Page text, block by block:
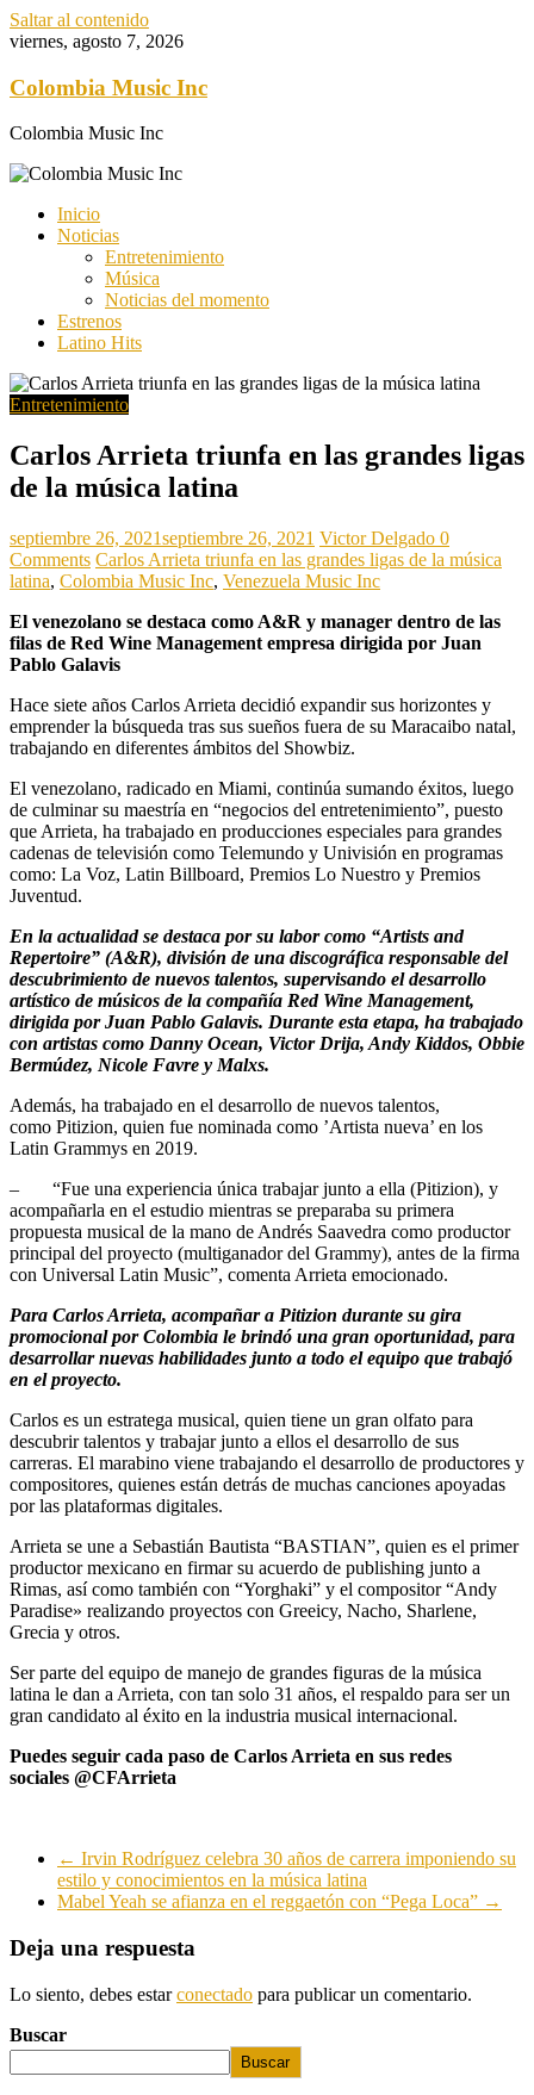
Saltar al contenido
viernes, agosto 7, 2026
Colombia Music Inc
Colombia Music Inc
Inicio
Noticias
Entretenimiento
Música
Noticias del momento
Estrenos
Latino Hits
Entretenimiento
Carlos Arrieta triunfa en las grandes ligas
de la música latina
septiembre 26, 2021septiembre 26, 2021 Victor Delgado 0
Comments Carlos Arrieta triunfa en las grandes ligas de la música
latina, Colombia Music Inc, Venezuela Music Inc
El venezolano se destaca como A&R y manager dentro de las
filas de Red Wine Management empresa dirigida por Juan
Pablo Galavis
Hace siete años Carlos Arrieta decidió expandir sus horizontes y
emprender la búsqueda tras sus sueños fuera de su Maracaibo natal,
trabajando en diferentes ámbitos del Showbiz.
El venezolano, radicado en Miami, continúa sumando éxitos, luego
de culminar su maestría en “negocios del entretenimiento”, puesto
que Arrieta, ha trabajado en producciones especiales para grandes
cadenas de televisión como Telemundo y Univisión en programas
como: La Voz, Latin Billboard, Premios Lo Nuestro y Premios
Juventud.
En la actualidad se destaca por su labor como “Artists and
Repertoire” (A&R), división de una discográfica responsable del
descubrimiento de nuevos talentos, supervisando el desarrollo
artístico de músicos de la compañía Red Wine Management,
dirigida por Juan Pablo Galavis. Durante esta etapa, ha trabajado
con artistas como Danny Ocean, Victor Drija, Andy Kiddos, Obbie
Bermúdez, Nicole Favre y Malxs.
Además, ha trabajado en el desarrollo de nuevos talentos,
como Pitizion, quien fue nominada como ’Artista nueva’ en los
Latin Grammys en 2019.
– “Fue una experiencia única trabajar junto a ella (Pitizion), y
acompañarla en el estudio mientras se preparaba su primera
propuesta musical de la mano de Andrés Saavedra como productor
principal del proyecto (multiganador del Grammy), antes de la firma
con Universal Latin Music”, comenta Arrieta emocionado.
Para Carlos Arrieta, acompañar a Pitizion durante su gira
promocional por Colombia le brindó una gran oportunidad, para
desarrollar nuevas habilidades junto a todo el equipo que trabajó
en el proyecto.
Carlos es un estratega musical, quien tiene un gran olfato para
descubrir talentos y trabajar junto a ellos el desarrollo de sus
carreras. El marabino viene trabajando el desarrollo de productores y
compositores, quienes están detrás de muchas canciones apoyadas
por las plataformas digitales.
Arrieta se une a Sebastián Bautista “BASTIAN”, quien es el primer
productor mexicano en firmar su acuerdo de publishing junto a
Rimas, así como también con “Yorghaki” y el compositor “Andy
Paradise» realizando proyectos con Greeicy, Nacho, Sharlene,
Grecia y otros.
Ser parte del equipo de manejo de grandes figuras de la música
latina le dan a Arrieta, con tan solo 31 años, el respaldo para ser un
gran candidato al éxito en la industria musical internacional.
Puedes seguir cada paso de Carlos Arrieta en sus redes
sociales @CFArrieta
← Irvin Rodríguez celebra 30 años de carrera imponiendo su
estilo y conocimientos en la música latina
Mabel Yeah se afianza en el reggaetón con “Pega Loca” →
Deja una respuesta
Lo siento, debes estarconectado para publicar un comentario.
Buscar
Buscar